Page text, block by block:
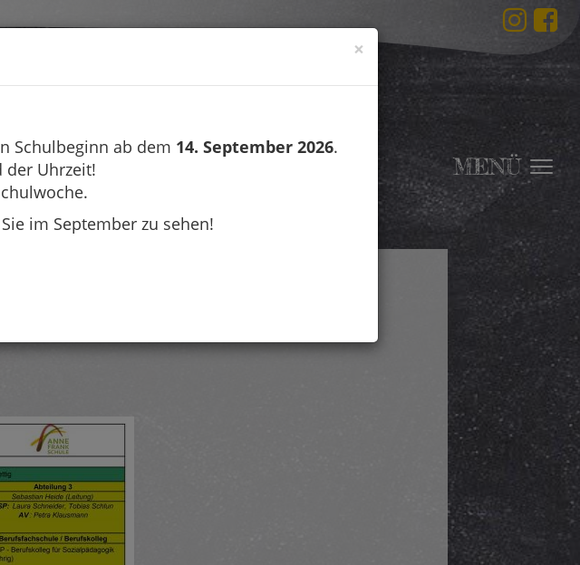
MENÜ
×
Schulbeginn ab dem 14. September 2026.
der Uhrzeit!
im September zu sehen!